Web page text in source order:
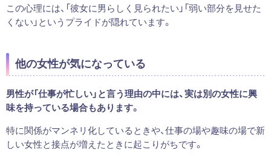
この心理には、「彼女に男らしく見られたい」「弱い部分を見せた
くない」というプライドが隠れています。
他の女性が気になっている
男性が「仕事が忙しい」と言う理由の中には、実は別の女性に興
味を持っている場合もあります。
特に関係がマンネリ化しているときや、仕事の場や趣味の場で新
しい女性と接点が増えたときに起こりがちです。